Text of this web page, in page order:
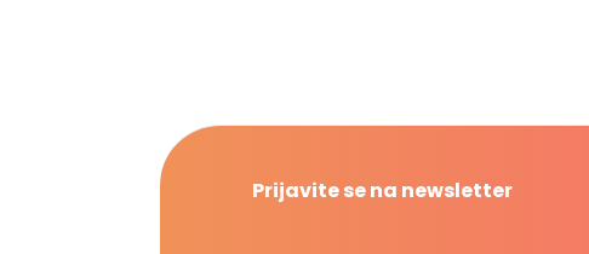
Prijavite se na newsletter